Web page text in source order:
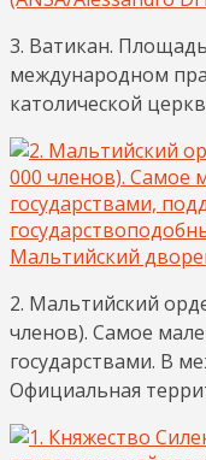
3. Ватикан.
международном
католической
2. Мальтийский
членов). Самое
государствами. В
Официальная